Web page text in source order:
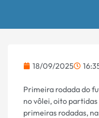
18/09/2025
Primeira rodada do
no vôlei, oito
primeiras rodadas,